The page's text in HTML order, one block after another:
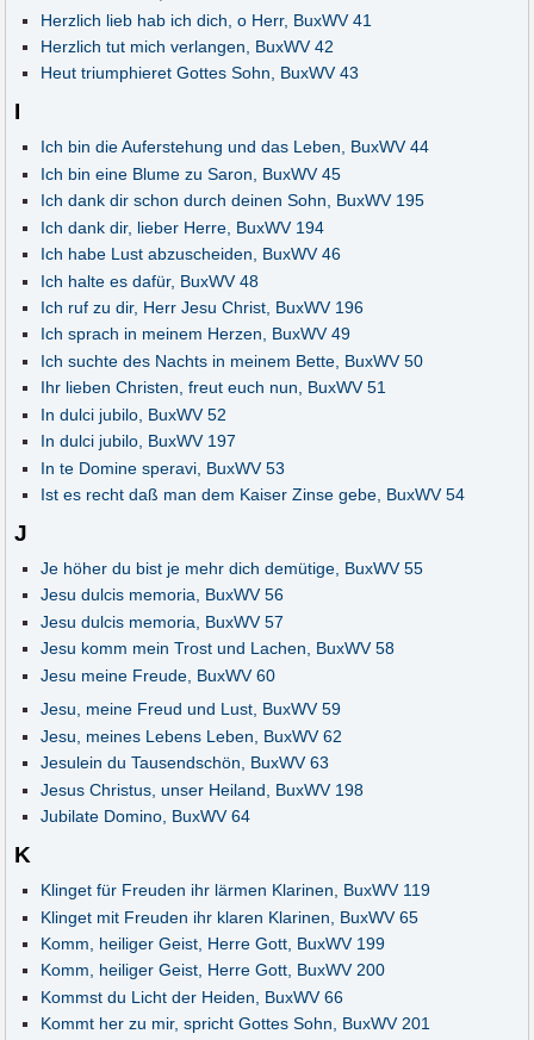
Herzlich lieb hab ich dich, o Herr, BuxWV 41
Herzlich tut mich verlangen, BuxWV 42
Heut triumphieret Gottes Sohn, BuxWV 43
I
Ich bin die Auferstehung und das Leben, BuxWV 44
Ich bin eine Blume zu Saron, BuxWV 45
Ich dank dir schon durch deinen Sohn, BuxWV 195
Ich dank dir, lieber Herre, BuxWV 194
Ich habe Lust abzuscheiden, BuxWV 46
Ich halte es dafür, BuxWV 48
Ich ruf zu dir, Herr Jesu Christ, BuxWV 196
Ich sprach in meinem Herzen, BuxWV 49
Ich suchte des Nachts in meinem Bette, BuxWV 50
Ihr lieben Christen, freut euch nun, BuxWV 51
In dulci jubilo, BuxWV 52
In dulci jubilo, BuxWV 197
In te Domine speravi, BuxWV 53
Ist es recht daß man dem Kaiser Zinse gebe, BuxWV 54
J
Je höher du bist je mehr dich demütige, BuxWV 55
Jesu dulcis memoria, BuxWV 56
Jesu dulcis memoria, BuxWV 57
Jesu komm mein Trost und Lachen, BuxWV 58
Jesu meine Freude, BuxWV 60
Jesu, meine Freud und Lust, BuxWV 59
Jesu, meines Lebens Leben, BuxWV 62
Jesulein du Tausendschön, BuxWV 63
Jesus Christus, unser Heiland, BuxWV 198
Jubilate Domino, BuxWV 64
K
Klinget für Freuden ihr lärmen Klarinen, BuxWV 119
Klinget mit Freuden ihr klaren Klarinen, BuxWV 65
Komm, heiliger Geist, Herre Gott, BuxWV 199
Komm, heiliger Geist, Herre Gott, BuxWV 200
Kommst du Licht der Heiden, BuxWV 66
Kommt her zu mir, spricht Gottes Sohn, BuxWV 201